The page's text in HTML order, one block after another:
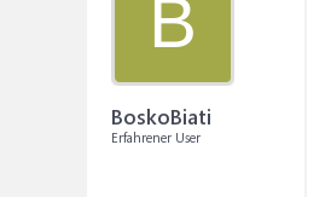
B
BoskoBiati
Erfahrener User